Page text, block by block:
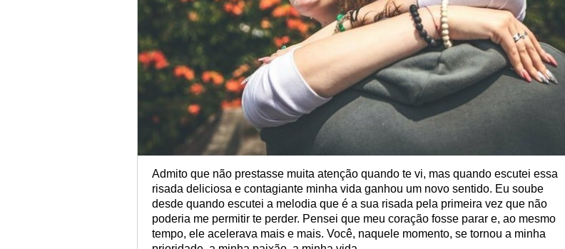
Admito que não prestasse muita atenção quando te vi, mas quando escutei essa
risada deliciosa e contagiante minha vida ganhou um novo sentido. Eu soube
desde quando escutei a melodia que é a sua risada pela primeira vez que não
poderia me permitir te perder. Pensei que meu coração fosse parar e, ao mesmo
tempo, ele acelerava mais e mais. Você, naquele momento, se tornou a minha